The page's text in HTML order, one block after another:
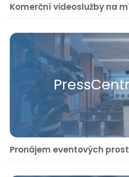
Komerční videoslužby na
Pronájem eventových